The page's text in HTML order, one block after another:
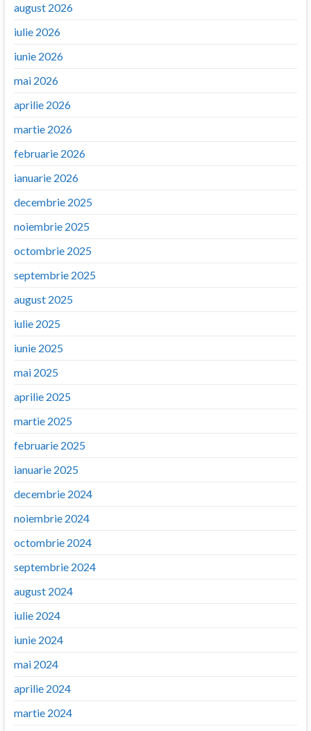
august 2026
iulie 2026
iunie 2026
mai 2026
aprilie 2026
martie 2026
februarie 2026
ianuarie 2026
decembrie 2025
noiembrie 2025
octombrie 2025
septembrie 2025
august 2025
iulie 2025
iunie 2025
mai 2025
aprilie 2025
martie 2025
februarie 2025
ianuarie 2025
decembrie 2024
noiembrie 2024
octombrie 2024
septembrie 2024
august 2024
iulie 2024
iunie 2024
mai 2024
aprilie 2024
martie 2024